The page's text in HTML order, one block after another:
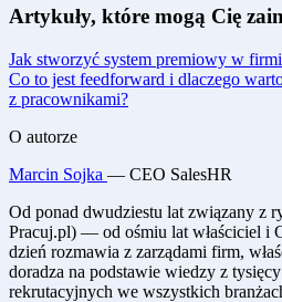
Artykuły, które mogą Cię
Jak stworzyć system premiowy w
Co to jest feedforward i dlaczego
z pracownikami?
O autorze
Marcin Sojka — CEO SalesHR
Od ponad dwudziestu lat związany z
Pracuj.pl) — od ośmiu lat właściciel i
dzień rozmawia z zarządami firm,
doradza na podstawie wiedzy z
rekrutacyjnych we wszystkich